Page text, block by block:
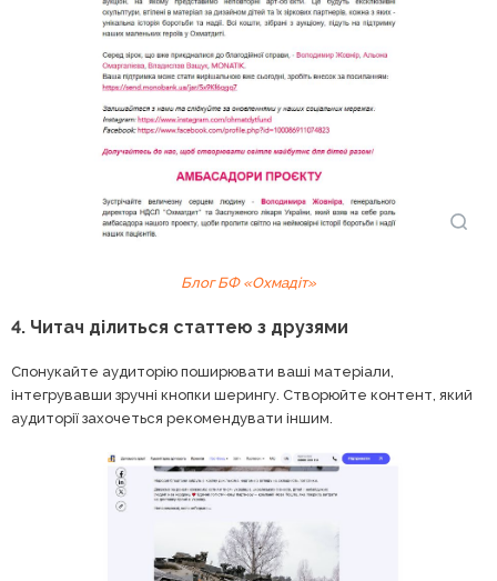
Блог БФ «Охмадіт»
4. Читач ділиться статтею з друзями
Спонукайте аудиторію поширювати ваші матеріали,
інтегрувавши зручні кнопки шерингу. Створюйте контент, який
аудиторії захочеться рекомендувати іншим.